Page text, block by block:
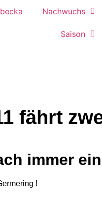
Nachwuchs
Saison
fährt
immer
!